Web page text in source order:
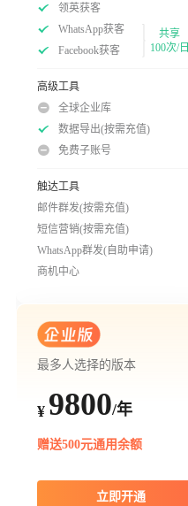
领英获客
WhatsApp获客
Facebook获客
共享
100次/日
高级工具
全球企业库
数据导出(按需充值)
免费子账号
触达工具
邮件群发(按需充值)
短信营销(按需充值)
WhatsApp群发(自助申请)
商机中心
最多人选择的版本
¥ 9800/年
赠送500元通用余额
立即开通